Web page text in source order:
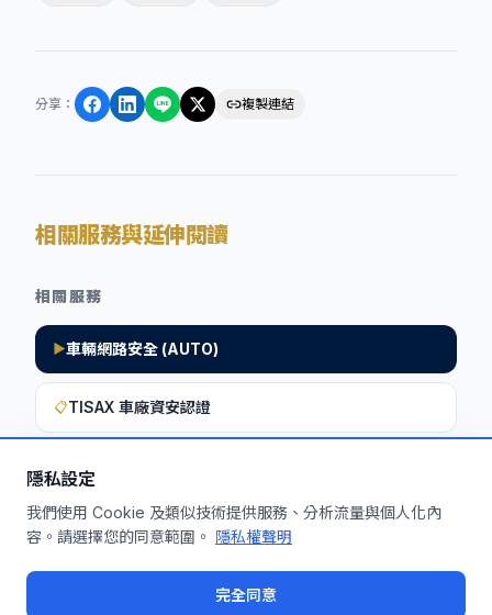
隱私設定
我們使用 Cookie 及類似技術提供服務、分析流量與個人化內
容。請選擇您的同意範圍。 隱私權聲明
完全同意
分享 ： 複製連結
相關服務與延伸閱讀
相關服務
▶車輛網路安全 (AUTO)
📋TISAX 車廠資安認證
想深入了解如何將此洞察應用於您的企
業？
申請免費機制診斷